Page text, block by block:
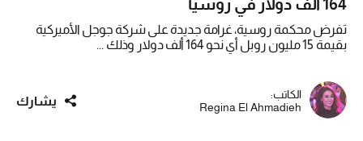
164 ألف دولار في روسيا
تفرض محكمة روسية، غرامة جديدة على شركة جوجل الأميركية
بقيمة 15 مليون روبل أي نحو 164 ألف دولار وذلك ...
الكاتب:
Regina El Ahmadieh
يشارك